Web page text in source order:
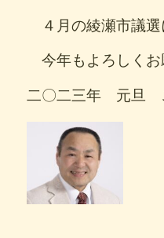
４月の綾瀬市議選
今年もよろしくお
二〇二三年 元旦